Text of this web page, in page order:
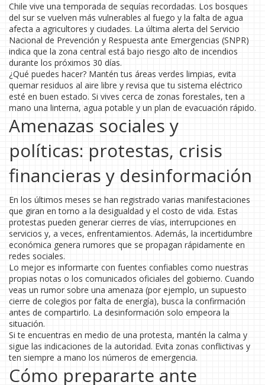
Chile vive una temporada de sequías recordadas. Los bosques
del sur se vuelven más vulnerables al fuego y la falta de agua
afecta a agricultores y ciudades. La última alerta del Servicio
Nacional de Prevención y Respuesta ante Emergencias (SNPR)
indica que la zona central está bajo riesgo alto de incendios
durante los próximos 30 días.
¿Qué puedes hacer? Mantén tus áreas verdes limpias, evita
quemar residuos al aire libre y revisa que tu sistema eléctrico
esté en buen estado. Si vives cerca de zonas forestales, ten a
mano una linterna, agua potable y un plan de evacuación rápido.
Amenazas sociales y
políticas: protestas, crisis
financieras y desinformación
En los últimos meses se han registrado varias manifestaciones
que giran en torno a la desigualdad y el costo de vida. Estas
protestas pueden generar cierres de vías, interrupciones en
servicios y, a veces, enfrentamientos. Además, la incertidumbre
económica genera rumores que se propagan rápidamente en
redes sociales.
Lo mejor es informarte con fuentes confiables como nuestras
propias notas o los comunicados oficiales del gobierno. Cuando
veas un rumor sobre una amenaza (por ejemplo, un supuesto
cierre de colegios por falta de energía), busca la confirmación
antes de compartirlo. La desinformación solo empeora la
situación.
Si te encuentras en medio de una protesta, mantén la calma y
sigue las indicaciones de la autoridad. Evita zonas conflictivas y
ten siempre a mano los números de emergencia.
Cómo prepararte ante